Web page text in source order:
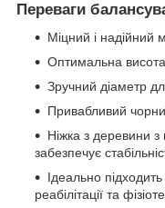
Переваги
Міцний і надійний
Оптимальна
Зручний діаметр
Привабливий
Ніжка з деревини
забезпечує
Ідеально
реабілітації та